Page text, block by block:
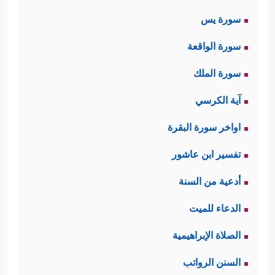
الدعوة في كلِّ زمانٍ ومكانٍ، وإن كانت
صورة الخطاب خاصَّة به
ثانيًا: بعد هذا الاستهلال في تعظيم شأن
الدعوة وبيان شروطها، وصفات القائمين
عليها، انتقلت السورة إلى أولئك الذين
أوقَفوا أنفسهم للصدِّ عن هذه الدعوة
وتشويهها، تُهدِّدهم وتتوعَّدهم بالعذاب
الشديد:﴿فَإِذَا نُقِرَ فِی ٱلنَّاقُورِ
یَوۡمٌ عَسِیرٌ﴿٩﴾
سورة يس
سورة الواقعة
سورة الملك
آية الكرسي
اواخر سورة البقرة
تفسير ابن عاشور
أدعية من السنة
الدعاء للميت
الصلاة الإبراهيمية
السنن الرواتب